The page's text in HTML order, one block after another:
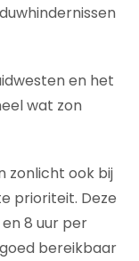
en het
wat zon
zonlicht ook bij
prioriteit. Deze
8 uur per
bereikbaar